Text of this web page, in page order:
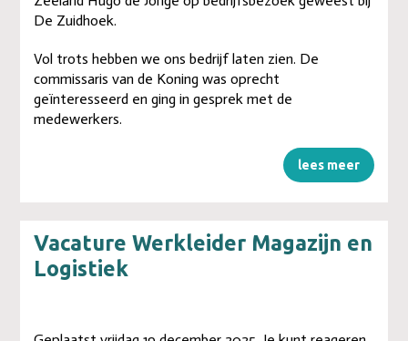
De Zuidhoek.
Vol trots hebben we ons bedrijf laten zien. De
commissaris van de Koning was oprecht
geïnteresseerd en ging in gesprek met de
medewerkers.
lees meer
Vacature Werkleider Magazijn en
Logistiek